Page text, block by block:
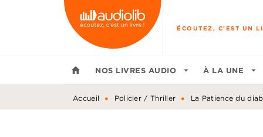
MENU RECHERCHE
ÉCOUTEZ, C'EST UN
home NOS LIVRES AUDIO arrow_drop_down À LA UNE arrow_drop_down
Accueil • Policier / Thriller • La Patience du